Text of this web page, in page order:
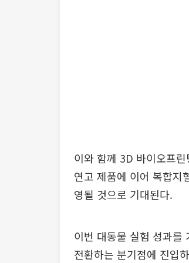
이와 함께 3D 바이오프
연고 제품에 이어 복합지
영될 것으로 기대된다.
이번 대동물 실험 성과를
전환하는 분기점에 진입